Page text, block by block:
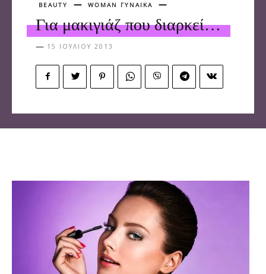
BEAUTY WOMAN ΓΥΝΑΙΚΑ
Για μακιγιάζ που διαρκεί…
15 ΙΟΥΛΊΟΥ 2013